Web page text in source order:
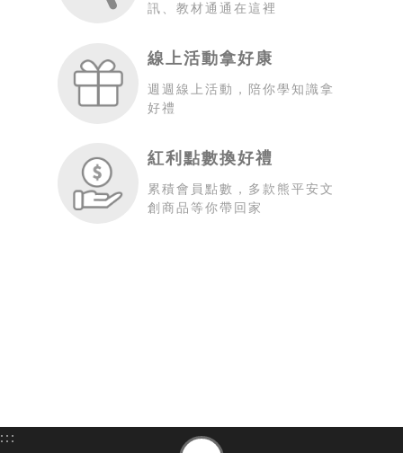
訊、教材通通在這裡
線上活動拿好康
週週線上活動，陪你學知識拿
好禮
紅利點數換好禮
累積會員點數，多款熊平安文
創商品等你帶回家
:::